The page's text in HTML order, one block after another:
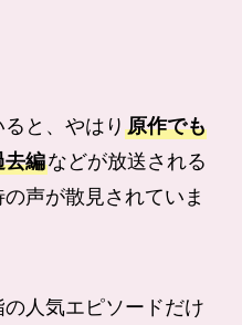
と、やはり 原作でも
去編などが放送される
声が散見されていま
人気エピソードだけ